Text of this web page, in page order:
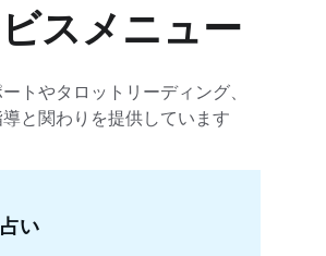
スメニュー
トやタロットリーディング、
と関わりを提供しています
い